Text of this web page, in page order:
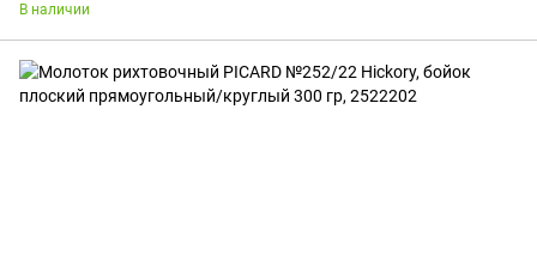
В наличии